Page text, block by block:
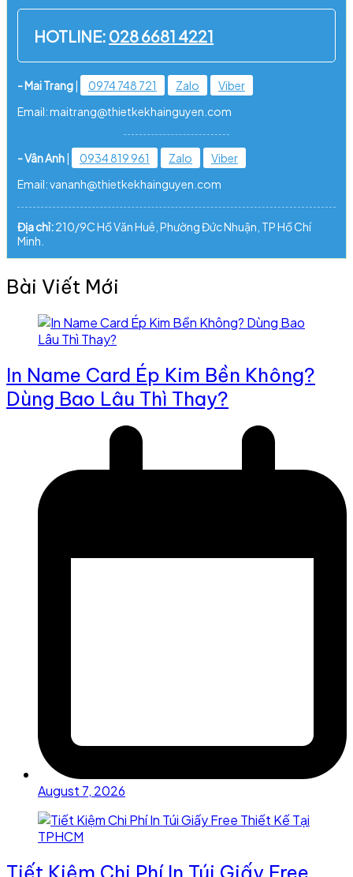
HOTLINE: 028 6681 4221
- Mai Trang| 0974 748 721 Zalo
Viber
Email: maitrang@thietkekhainguyen.com
- Vân Anh| 0934 819 961 Zalo
Viber
Email: vananh@thietkekhainguyen.com
Địa chỉ:210/9C Hồ Văn Huê, Phường Đức Nhuận, TP Hồ Chí
Minh.
Bài Viết Mới
In Name Card Ép Kim Bền Không?
Dùng Bao Lâu Thì Thay?
August 7, 2026